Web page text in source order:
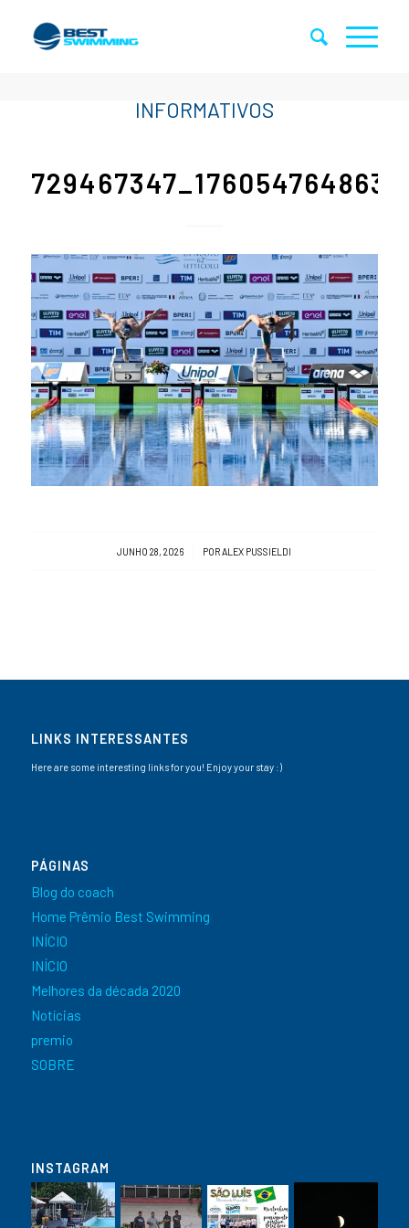
JUNHO 28, 2026
/ POR ALEX PUSSIELDI
LINKS INTERESSANTES
Here are some interesting links for you! Enjoy your stay :)
PÁGINAS
Blog do coach
Home Prêmio Best Swimming
INÍCIO
INÍCIO
Melhores da década 2020
Notícias
premio
SOBRE
INSTAGRAM